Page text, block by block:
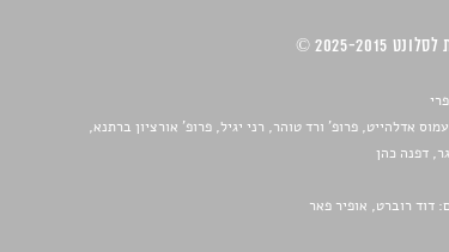
2025-2015 ©
אדלהייט, פרופ' ורד טוהר, רני יגיל, פרופ' אורציון ברתנא,
דפנה כהן